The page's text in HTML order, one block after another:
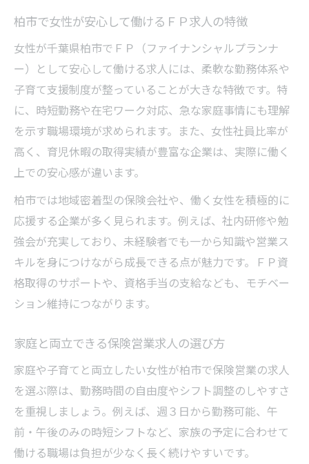
子育て世代に嬉しい保険営業求人の特徴
柏市で注目の女性活躍ＦＰ営業求人事情
家庭と仕事が両立しやすい求人の選び方
ワークライフバランスを叶える保険営業の働き
方
柏市女性におすすめのＦＰ求人勤務スタイ
ル
時短勤務やフレックスがある営業求人とは
子育て中でも安心して働ける保険営業の工
夫
ワークライフバランス重視の求人探しのコ
ツ
女性が活躍する営業職で理想の働き方実現
柏市の保険営業で両立しやすい職場環境
未経験から始める女性営業の安心サポート
子育て支援が充実している求人の特徴解説
女性に人気のＦＰ求人で仕事と家庭を両立
柏市で女性が安心して働けるＦＰ求人の特徴
女性が千葉県柏市でＦＰ（ファイナンシャルプランナ
ー）として安心して働ける求人には、柔軟な勤務体系や
子育て支援制度が整っていることが大きな特徴です。特
に、時短勤務や在宅ワーク対応、急な家庭事情にも理解
を示す職場環境が求められます。また、女性社員比率が
高く、育児休暇の取得実績が豊富な企業は、実際に働く
上での安心感が違います。
柏市では地域密着型の保険会社や、働く女性を積極的に
応援する企業が多く見られます。例えば、社内研修や勉
強会が充実しており、未経験者でも一から知識や営業ス
キルを身につけながら成長できる点が魅力です。ＦＰ資
格取得のサポートや、資格手当の支給なども、モチベー
ション維持につながります。
家庭と両立できる保険営業求人の選び方
家庭や子育てと両立したい女性が柏市で保険営業の求人
を選ぶ際は、勤務時間の自由度やシフト調整のしやすさ
を重視しましょう。例えば、週３日から勤務可能、午
前・午後のみの時短シフトなど、家族の予定に合わせて
働ける職場は負担が少なく長く続けやすいです。